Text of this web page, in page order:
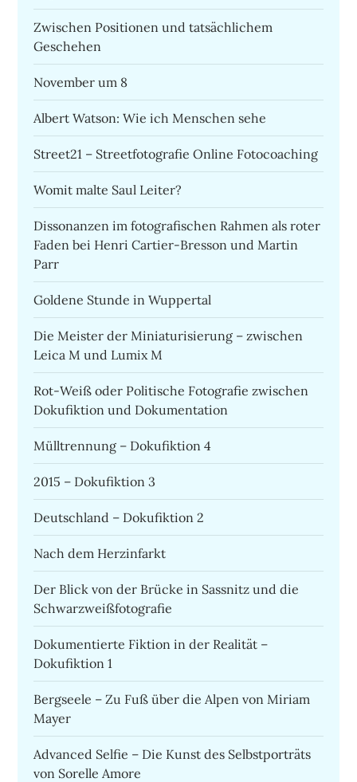
Zwischen Positionen und tatsächlichem
Geschehen
November um 8
Albert Watson: Wie ich Menschen sehe
Street21 – Streetfotografie Online Fotocoaching
Womit malte Saul Leiter?
Dissonanzen im fotografischen Rahmen als roter
Faden bei Henri Cartier-Bresson und Martin
Parr
Goldene Stunde in Wuppertal
Die Meister der Miniaturisierung – zwischen
Leica M und Lumix M
Rot-Weiß oder Politische Fotografie zwischen
Dokufiktion und Dokumentation
Mülltrennung – Dokufiktion 4
2015 – Dokufiktion 3
Deutschland – Dokufiktion 2
Nach dem Herzinfarkt
Der Blick von der Brücke in Sassnitz und die
Schwarzweißfotografie
Dokumentierte Fiktion in der Realität –
Dokufiktion 1
Bergseele – Zu Fuß über die Alpen von Miriam
Mayer
Advanced Selfie – Die Kunst des Selbstporträts
von Sorelle Amore